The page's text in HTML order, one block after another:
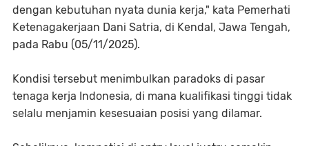
dengan kebutuhan nyata dunia kerja," kata Pemerhati
Ketenagakerjaan Dani Satria, di Kendal, Jawa Tengah,
pada Rabu (05/11/2025).
Kondisi tersebut menimbulkan paradoks di pasar
tenaga kerja Indonesia, di mana kualifikasi tinggi tidak
selalu menjamin kesesuaian posisi yang dilamar.